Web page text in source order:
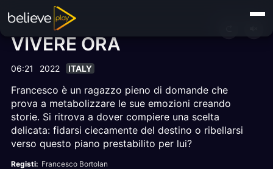
VIVERE ORA
06:21 2022 ITALY
Francesco è un ragazzo pieno di domande che
prova a metabolizzare le sue emozioni creando
storie. Si ritrova a dover compiere una scelta
delicata: fidarsi ciecamente del destino o ribellarsi
verso questo piano prestabilito per lui?
Registi: Francesco Bortolan